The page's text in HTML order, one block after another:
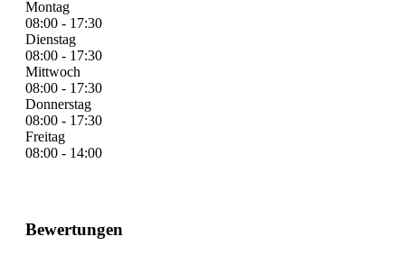
Montag
08:00 - 17:30
Dienstag
08:00 - 17:30
Mittwoch
08:00 - 17:30
Donnerstag
08:00 - 17:30
Freitag
08:00 - 14:00
Bewertungen